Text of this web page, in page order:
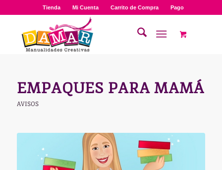
Tienda Mi Cuenta Carrito de Compra Pago
EMPAQUES PARA MAMÁ
AVISOS